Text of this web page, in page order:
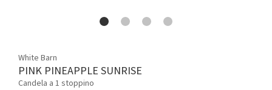
White Barn
PINK PINEAPPLE SUNRISE
Candela a 1 stoppino